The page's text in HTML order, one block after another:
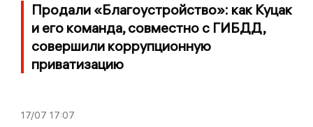
Продали «Благоустройство»: как Куцак
и его команда, совместно с ГИБДД,
совершили коррупционную
приватизацию
17/07 17:07